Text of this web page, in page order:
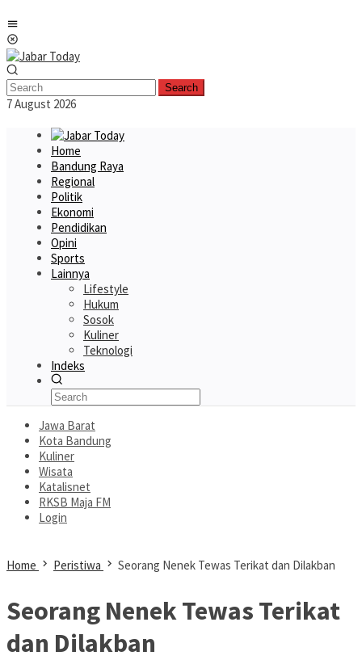
to
content
Search
7 August 2026
Home
Bandung Raya
Regional
Politik
Ekonomi
Pendidikan
Opini
Sports
Lainnya
Lifestyle
Hukum
Sosok
Kuliner
Teknologi
Indeks
Jawa Barat
Kota Bandung
Kuliner
Wisata
Katalisnet
RKSB Maja FM
Login
Home Peristiwa Seorang Nenek Tewas Terikat dan Dilakban
Seorang Nenek Tewas Terikat
dan Dilakban